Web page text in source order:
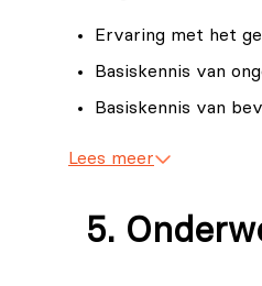
AZ-1003
ontwikkelde
Ervaring met het
Basiskennis van
Basiskennis van
Lees meer